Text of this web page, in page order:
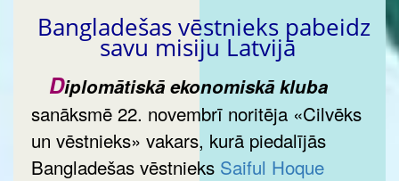
Bangladešas vēstnieks pabeidz
savu misiju Latvijā
Diplomātiskā ekonomiskā kluba
sanāksmē 22. novembrī noritēja «Cilvēks
un vēstnieks» vakars, kurā piedalījās
Bangladešas vēstnieks Saiful Hoque